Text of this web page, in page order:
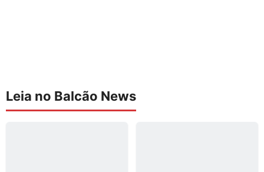
Leia no Balcão News